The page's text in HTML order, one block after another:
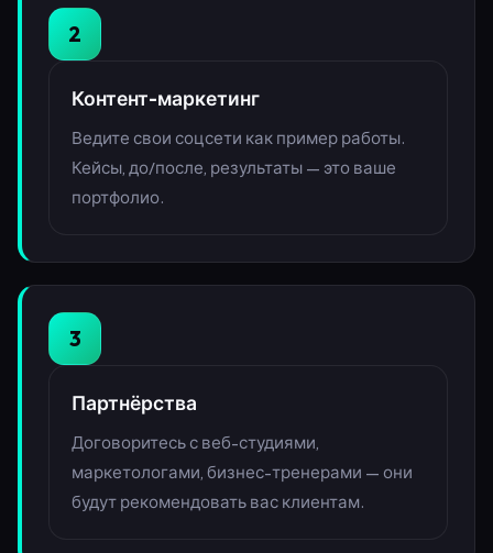
2
Контент-маркетинг
Ведите свои соцсети как пример работы.
Кейсы, до/после, результаты — это ваше
портфолио.
3
Партнёрства
Договоритесь с веб-студиями,
маркетологами, бизнес-тренерами — они
будут рекомендовать вас клиентам.